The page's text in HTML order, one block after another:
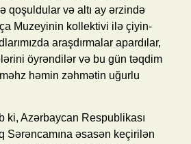
qoşuldular və altı ay ərzində
Muzeyinin kollektivi ilə çiyin-
araşdırmalar apardılar,
öyrəndilər və bu gün təqdim
həmin zəhmətin uğurlu
ki, Azərbaycan Respublikası
Sərəncamına əsasən keçirilən